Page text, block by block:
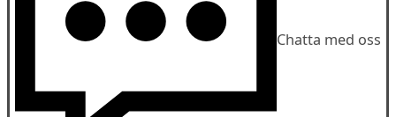
Chatta med oss